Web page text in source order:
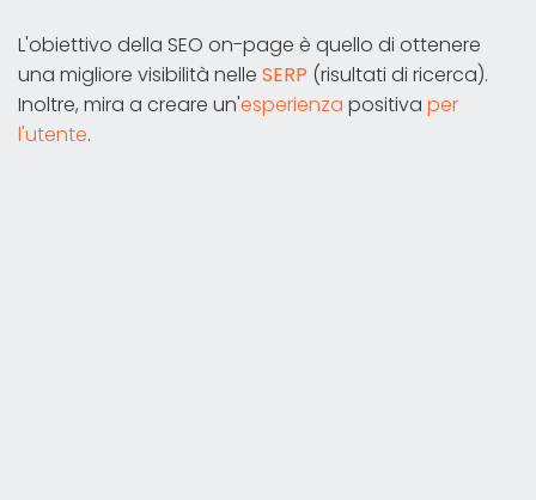
L'obiettivo della SEO on-page è quello di ottenere
una migliore visibilità nelle SERP (risultati di ricerca).
Inoltre, mira a creare un'esperienza positiva per
l'utente.